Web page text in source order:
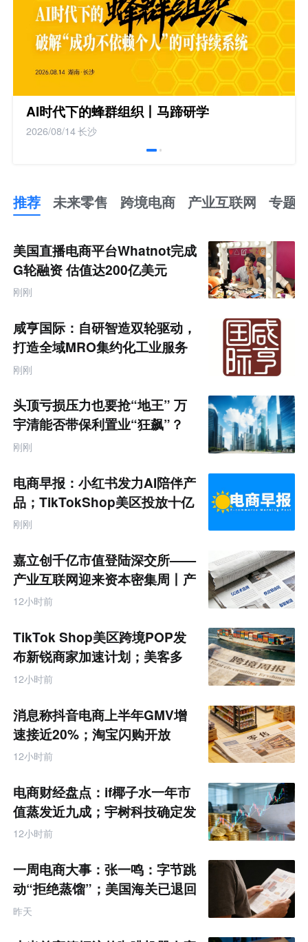
AI时代下的蜂群组织丨马蹄研学
2026/08/14长沙
推荐 未来零售 跨境电商 产业互联网 专题
未
来
零
售
跨
境
产
业
互
联
网
题
美国直播电商平台Whatnot完成
G轮融资 估值达200亿美元
刚刚
咸亨国际：自研智造双轮驱动，
打造全域MRO集约化工业服务
商
刚刚
头顶亏损压力也要抢“地王” 万
宇清能否带保利置业“狂飙”？
刚刚
电商早报：小红书发力AI陪伴产
品；TikTokShop美区投放十亿
刚刚
嘉立创千亿市值登陆深交所——
产业互联网迎来资本密集周丨产
业互联网周报
12小时前
TikTok Shop美区跨境POP发
布新锐商家加速计划；美客多
Q2营收同增50%丨跨境电商周
12小时前
消息称抖音电商上半年GMV增
速接近20%；淘宝闪购开放
MCP能力丨零售电商周报
12小时前
电商财经盘点：if椰子水一年市
值蒸发近九成；宇树科技确定发
行价格为150.80元/股
12小时前
一周电商大事：张一鸣：字节跳
动“拒绝蒸馏”；美国海关已退回
约1000亿美元关税
昨天